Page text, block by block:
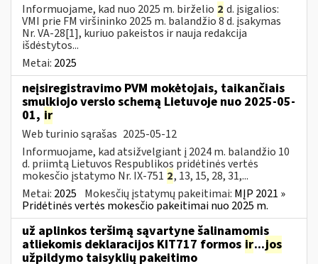
Informuojame, kad nuo 2025 m. birželio 2 d. įsigalios:
VMI prie FM viršininko 2025 m. balandžio 8 d. įsakymas
Nr. VA-28[1], kuriuo pakeistos ir nauja redakcija
išdėstytos...
Metai: 2025
neįsiregistravimo PVM mokėtojais, taikančiais
smulkiojo verslo schemą Lietuvoje nuo 2025-05-
01, ir
Web turinio sąrašas 2025-05-12
Informuojame, kad atsižvelgiant į 2024 m. balandžio 10
d. priimtą Lietuvos Respublikos pridėtinės vertės
mokesčio įstatymo Nr. IX-751 2, 13, 15, 28, 31,...
Metai: 2025 Mokesčių įstatymų pakeitimai: MĮP 2021 »
Pridėtinės vertės mokesčio pakeitimai nuo 2025 m.
už aplinkos teršimą sąvartyne šalinamomis
atliekomis deklaracijos KIT717 formos ir...jos
užpildymo taisyklių pakeitimo